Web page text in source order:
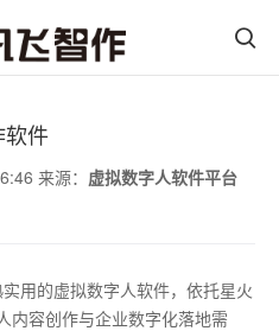
软件
来源： 虚拟数字人软件平台
用的虚拟数字人软件，依托星火
内容创作与企业数字化落地需